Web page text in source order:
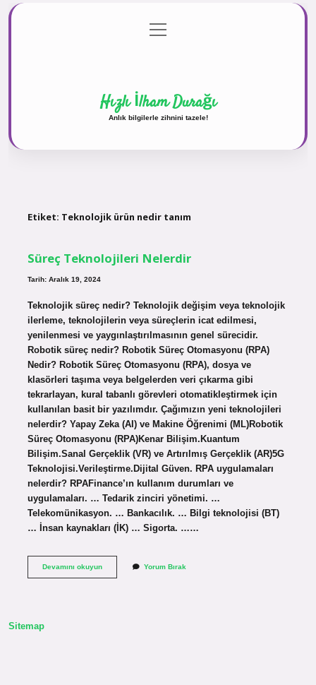
Gizlilik Politikası
menüyü
aç
Hızlı İlham Durağı
Anlık bilgilerle zihnini tazele!
Etiket: Teknolojik ürün nedir tanım
Süreç Teknolojileri Nelerdir
Tarih: Aralık 19, 2024
Teknolojik süreç nedir? Teknolojik değişim veya teknolojik
ilerleme, teknolojilerin veya süreçlerin icat edilmesi,
yenilenmesi ve yaygınlaştırılmasının genel sürecidir.
Robotik süreç nedir? Robotik Süreç Otomasyonu (RPA)
Nedir? Robotik Süreç Otomasyonu (RPA), dosya ve
klasörleri taşıma veya belgelerden veri çıkarma gibi
tekrarlayan, kural tabanlı görevleri otomatikleştirmek için
kullanılan basit bir yazılımdır. Çağımızın yeni teknolojileri
nelerdir? Yapay Zeka (AI) ve Makine Öğrenimi (ML)Robotik
Süreç Otomasyonu (RPA)Kenar Bilişim.Kuantum
Bilişim.Sanal Gerçeklik (VR) ve Artırılmış Gerçeklik (AR)5G
Teknolojisi.Verileştirme.Dijital Güven. RPA uygulamaları
nelerdir? RPAFinance’ın kullanım durumları ve
uygulamaları. … Tedarik zinciri yönetimi. …
Telekomünikasyon. … Bankacılık. … Bilgi teknolojisi (BT)
… İnsan kaynakları (İK) … Sigorta. ……
Devamını okuyunSüreç
Yorum Bırak
Sitemap